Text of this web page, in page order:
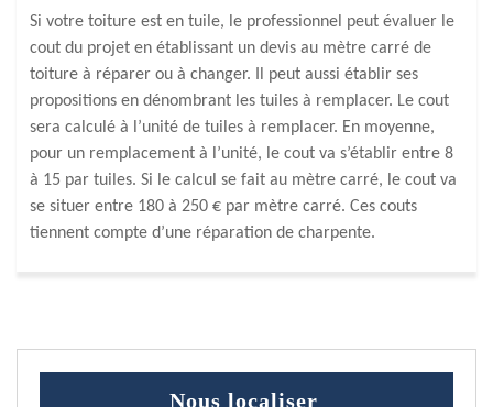
Si votre toiture est en tuile, le professionnel peut évaluer le
cout du projet en établissant un devis au mètre carré de
toiture à réparer ou à changer. Il peut aussi établir ses
propositions en dénombrant les tuiles à remplacer. Le cout
sera calculé à l’unité de tuiles à remplacer. En moyenne,
pour un remplacement à l’unité, le cout va s’établir entre 8
à 15 par tuiles. Si le calcul se fait au mètre carré, le cout va
se situer entre 180 à 250 € par mètre carré. Ces couts
tiennent compte d’une réparation de charpente.
Nous localiser